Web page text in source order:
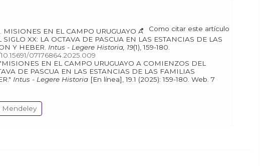
Como citar este artículo
XX: LA OCTAVA DE PASCUA EN LAS ESTANCIAS DE LAS
Y HEBER. Intus - Legere Historia, 19(1), 159-180.
07176864.2025.009
DE PASCUA EN LAS ESTANCIAS DE LAS FAMILIAS
Intus - Legere Historia [En línea], 19.1 (2025): 159-180. Web. 7
Mendeley